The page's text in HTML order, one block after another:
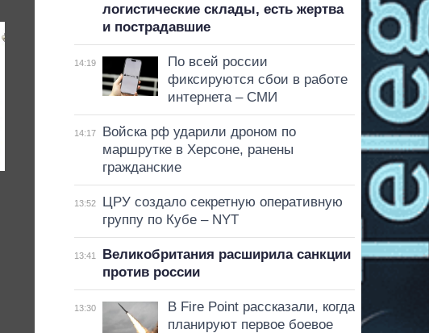
логистические склады, есть жертва
и пострадавшие
14:19
По всей россии
фиксируются сбои в работе
интернета – СМИ
14:17
Войска рф ударили дроном по
маршрутке в Херсоне, ранены
гражданские
13:52
ЦРУ создало секретную оперативную
группу по Кубе – NYT
13:41
Великобритания расширила санкции
против россии
13:30
В Fire Point рассказали, когда
планируют первое боевое